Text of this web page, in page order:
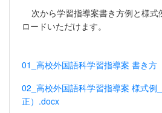
次から学習指導案書き方例と様式
ロードいただけます。
01_高校外国語科学習指導案 書き方
02_高校外国語科学習指導案 様式例
正）.docx